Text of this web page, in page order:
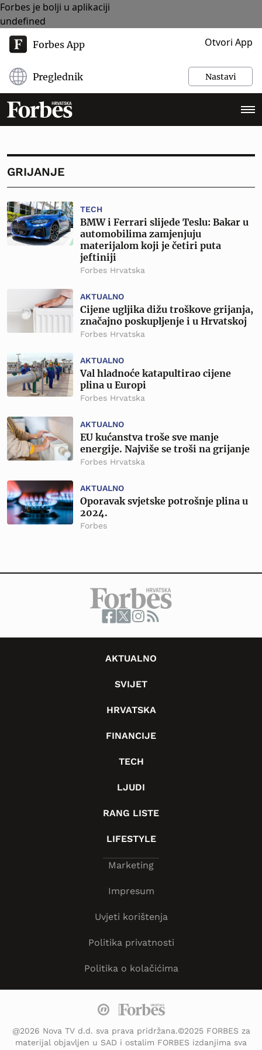
Forbes je bolji u aplikaciji
undefined
Forbes App Otvori App
Preglednik Nastavi
GRIJANJE
TECH
BMW i Ferrari slijede Teslu: Bakar u
automobilima zamjenjuju
materijalom koji je četiri puta
jeftiniji
Forbes Hrvatska
AKTUALNO
Cijene ugljika dižu troškove grijanja,
značajno poskupljenje i u Hrvatskoj
Forbes Hrvatska
AKTUALNO
Val hladnoće katapultirao cijene
plina u Europi
Forbes Hrvatska
AKTUALNO
EU kućanstva troše sve manje
energije. Najviše se troši na grijanje
Forbes Hrvatska
AKTUALNO
Oporavak svjetske potrošnje plina u
2024.
Forbes
AKTUALNO
SVIJET
HRVATSKA
FINANCIJE
TECH
LJUDI
RANG LISTE
LIFESTYLE
Marketing
Impresum
Uvjeti korištenja
Politika privatnosti
Politika o kolačićima
@2026 Nova TV d.d. sva prava pridržana.©2025 FORBES za
materijal objavljen u SAD i ostalim FORBES izdanjima sva